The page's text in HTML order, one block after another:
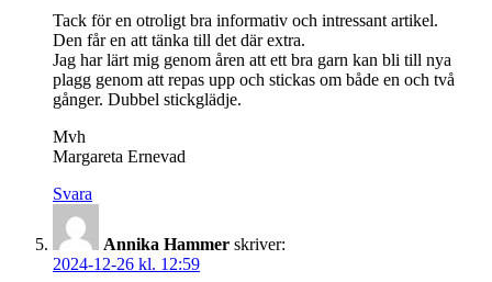
Tack för en otroligt bra informativ och intressant artikel.
Den får en att tänka till det där extra.
Jag har lärt mig genom åren att ett bra garn kan bli till nya
plagg genom att repas upp och stickas om både en och två
gånger. Dubbel stickglädje.
Mvh
Margareta Ernevad
Svara
Annika Hammer skriver:
2024-12-26 kl. 12:59